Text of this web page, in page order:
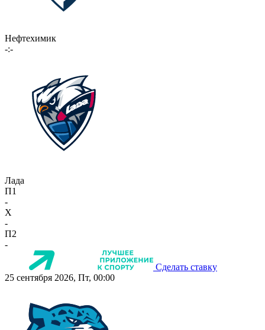
Нефтехимик
-:-
Лада
П1
-
X
-
П2
-
Сделать ставку
25 сентября 2026, Пт, 00:00